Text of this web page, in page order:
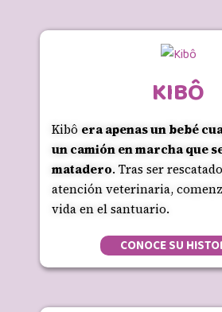
KIBÔ
Kibô era apenas un bebé
un camión en marcha que
matadero. Tras ser
atención veterinaria,
vida en el santuario.
CONOCE SU